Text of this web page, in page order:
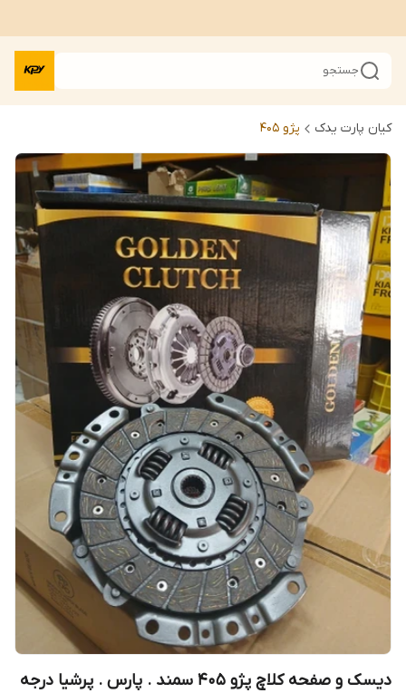
جستجو
کیان پارت یدک پژو 405
دیسک و صفحه کلاچ پژو 405 سمند . پارس . پرشیا درجه